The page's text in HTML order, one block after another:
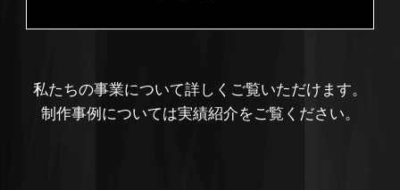
私たちの事業について詳しくご覧いただけます。
制作事例については実績紹介をご覧ください。